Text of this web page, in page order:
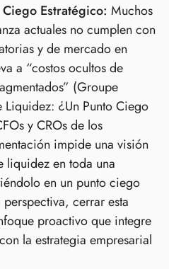
Estratégico: Muchos
actuales no cumplen con
y de mercado en
a “costos ocultos de
(Groupe
Liquidez: ¿Un Punto Ciego
y CROs de los
impide una visión
liquidez en toda una
en un punto ciego
cerrar esta
proactivo que integre
la estrategia empresarial